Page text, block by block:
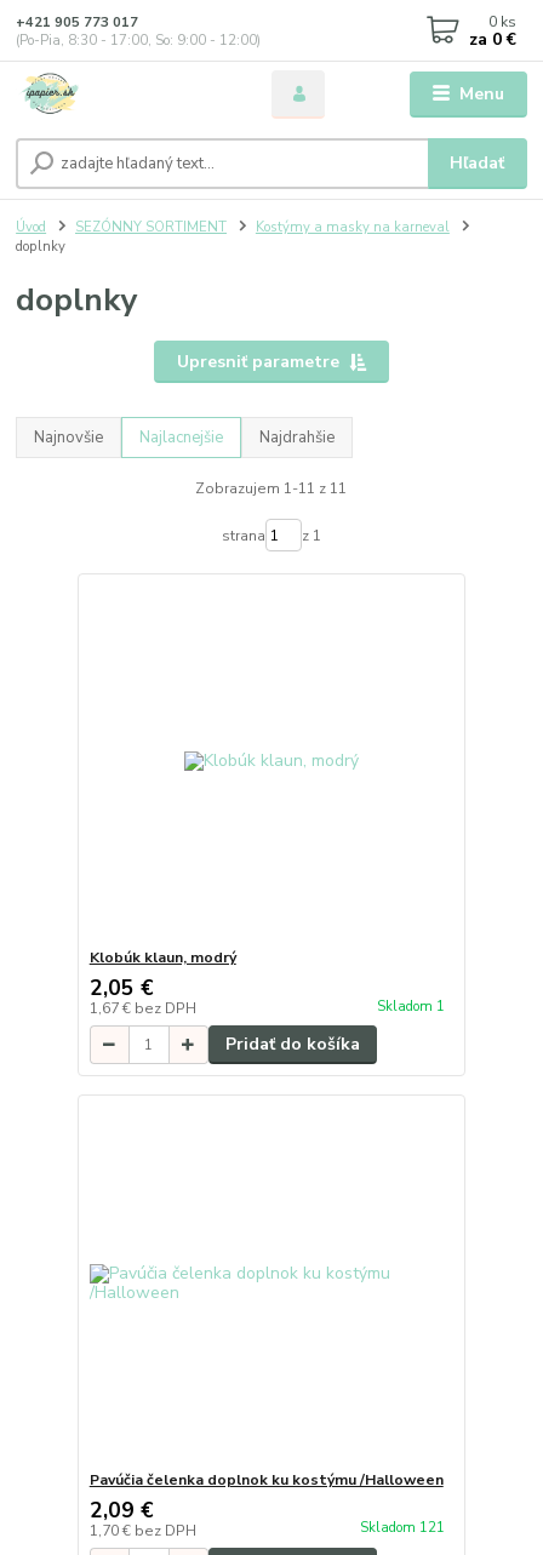
Menu
Hľadať
+421 905 773 017
(Po-Pia, 8:30 - 17:00, So: 9:00 - 12:00)
0 ks
za 0 €
Úvod SEZÓNNY SORTIMENT
Kostýmy a masky na karneval
doplnky
doplnky
Upresniť parametre
Najnovšie Najlacnejšie Najdrahšie
Zobrazujem 1-11 z 11
strana z 1
Klobúk klaun, modrý
2,05 €
1,67 € bez DPH Skladom 1
Pridať do košíka
Pavúčia čelenka doplnok ku kostýmu /Halloween
2,09 €
1,70 € bez DPH Skladom 121